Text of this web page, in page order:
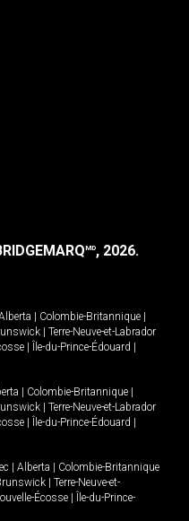
MD, 2026.
Colombie-Britannique
Terre-Neuve-et-Labrador
Île-du-Prince-Édouard
Colombie-Britannique
Terre-Neuve-et-Labrador
Île-du-Prince-Édouard
Alberta
Colombie-Britannique
Terre-Neuve-et-
Écosse
Île-du-Prince-